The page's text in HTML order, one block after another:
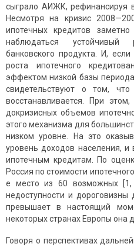
сыграло АИЖК, рефинансируя
Несмотря на кризис
ипотечных кредитов
наблюдаться устойчивый
банковского продукта. И,
роста ипотечного
эффектом низкой базы периода
свидетельствуют о том,
восстанавливается. При
докризисных объемов
этого механизма для
низком уровне. На это
уровень доходов населения, и
ипотечным кредитам. По
Россия по стоимости
е место из 60 возможных
недоступности и
превышает в настоящий
некоторых странах Европы она
Говоря о перспективах